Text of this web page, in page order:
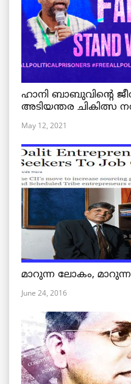
ഹാനി ബാബുവിന്റെ
അടിയന്തര
May 12, 2021
മാറുന്ന ലോകം,
June 24, 2016